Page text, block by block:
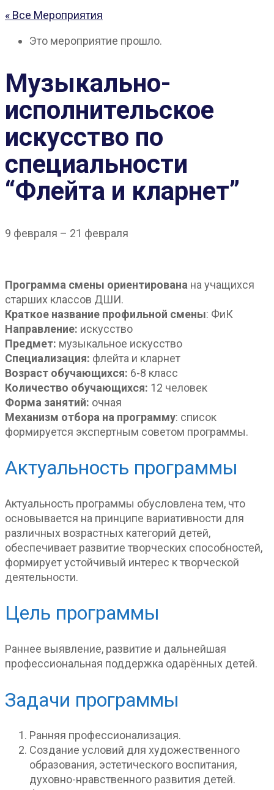
« Все Мероприятия
Это мероприятие прошло.
Музыкально-
исполнительское
искусство по
специальности
“Флейта и кларнет”
9 февраля – 21 февраля
Программа смены ориентирована на учащихся
старших классов ДШИ.
Краткое название профильной смены: ФиК
Направление: искусство
Предмет: музыкальное искусство
Специализация: флейта и кларнет
Возраст обучающихся: 6-8 класс
Количество обучающихся: 12 человек
Форма занятий: очная
Механизм отбора на программу: список
формируется экспертным советом программы.
Актуальность программы
Актуальность программы обусловлена тем, что
основывается на принципе вариативности для
различных возрастных категорий детей,
обеспечивает развитие творческих способностей,
формирует устойчивый интерес к творческой
деятельности.
Цель программы
Раннее выявление, развитие и дальнейшая
профессиональная поддержка одарённых детей.
Задачи программы
Ранняя профессионализация.
Создание условий для художественного
образования, эстетического воспитания,
духовно-нравственного развития детей.